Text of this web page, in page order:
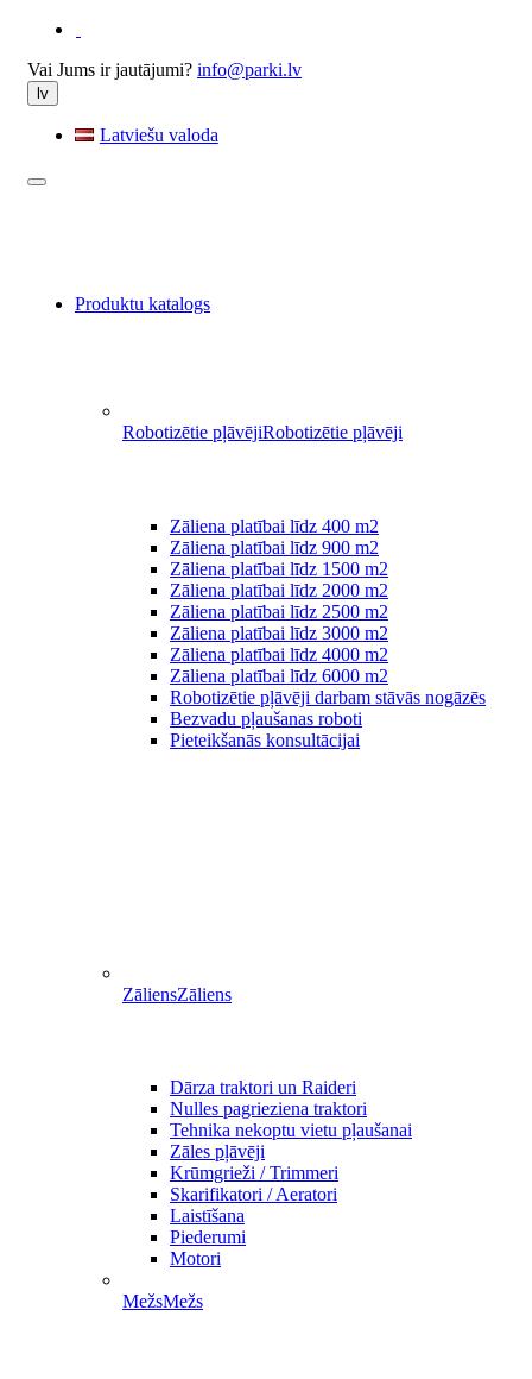
Vai Jums ir jautājumi? info@parki.lv
lv
Latviešu valoda
Produktu katalogs
Robotizētie pļāvējiRobotizētie pļāvēji
Zāliena platībai līdz 400 m2
Zāliena platībai līdz 900 m2
Zāliena platībai līdz 1500 m2
Zāliena platībai līdz 2000 m2
Zāliena platībai līdz 2500 m2
Zāliena platībai līdz 3000 m2
Zāliena platībai līdz 4000 m2
Zāliena platībai līdz 6000 m2
Robotizētie pļāvēji darbam stāvās nogāzēs
Bezvadu pļaušanas roboti
Pieteikšanās konsultācijai
ZāliensZāliens
Dārza traktori un Raideri
Nulles pagrieziena traktori
Tehnika nekoptu vietu pļaušanai
Zāles pļāvēji
Krūmgrieži / Trimmeri
Skarifikatori / Aeratori
Laistīšana
Piederumi
Motori
MežsMežs